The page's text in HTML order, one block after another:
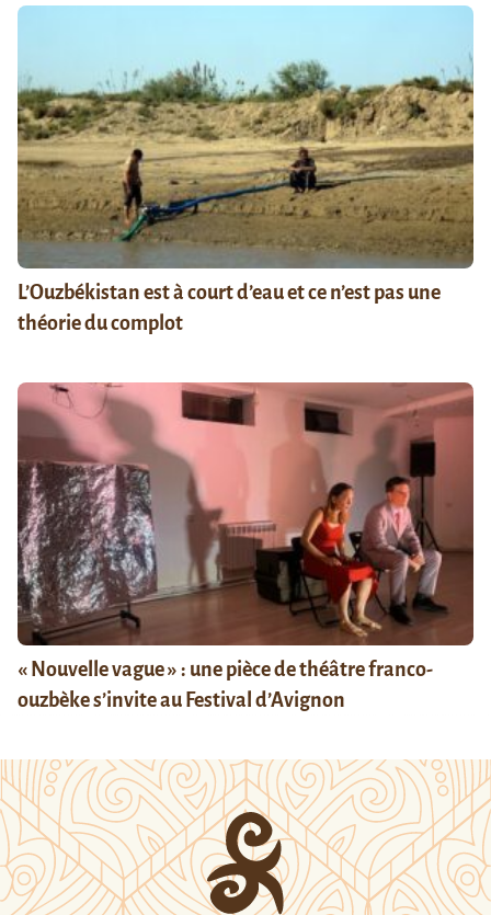
L’Ouzbékistan est à court d’eau et ce n’est pas une
théorie du complot
« Nouvelle vague » : une pièce de théâtre franco-
ouzbèke s’invite au Festival d’Avignon